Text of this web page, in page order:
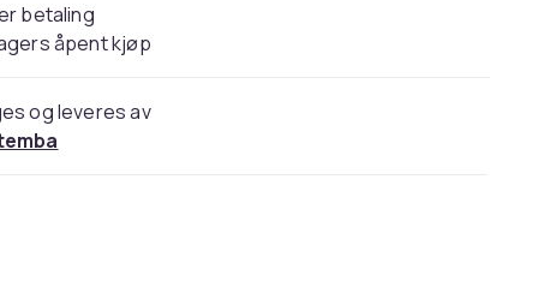
betaling
åpent kjøp
og leveres av